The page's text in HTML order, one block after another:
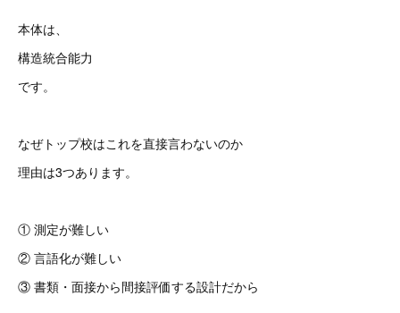
本体は、
構造統合能力
です。
なぜトップ校はこれを直接言わないのか
理由は3つあります。
① 測定が難しい
② 言語化が難しい
③ 書類・面接から間接評価する設計だから